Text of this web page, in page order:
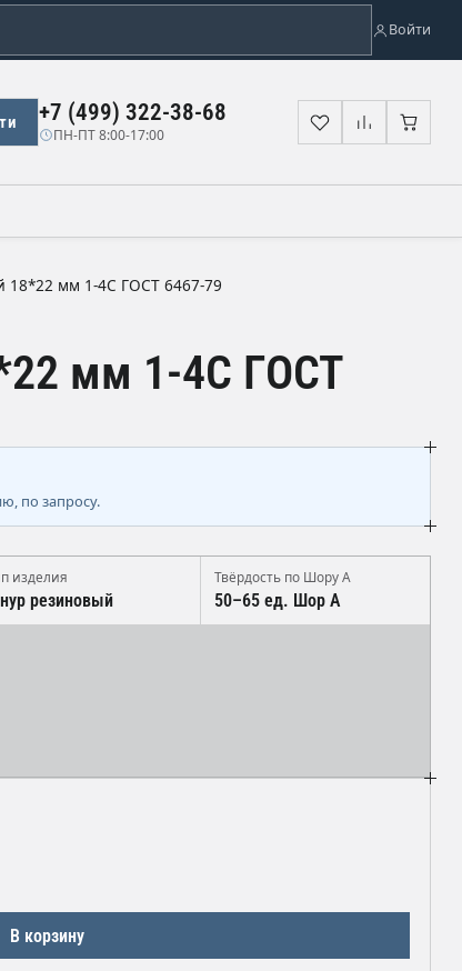
Войти
+7 (499) 322-38-68
ПН-ПТ 8:00-17:00 Избранное
мм 1-4С ГОСТ 6467-79
мм 1-4С ГОСТ
по запросу.
изделия
резиновый
Твёрдость по Шору А
50–65 ед. Шор А
В корзину